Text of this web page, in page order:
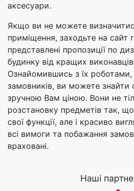
аксесуари.
Якщо ви не можете
приміщення, заходьте на сайт
представлені пропозиції по
будинку від кращих виконавців
Ознайомившись з їх роботами,
замовників, ви можете знайти
зручною Вам ціною. Вони не
розстановку предметів так,
свої функції, але і красиво
всі вимоги та побажання
враховані.
Наші